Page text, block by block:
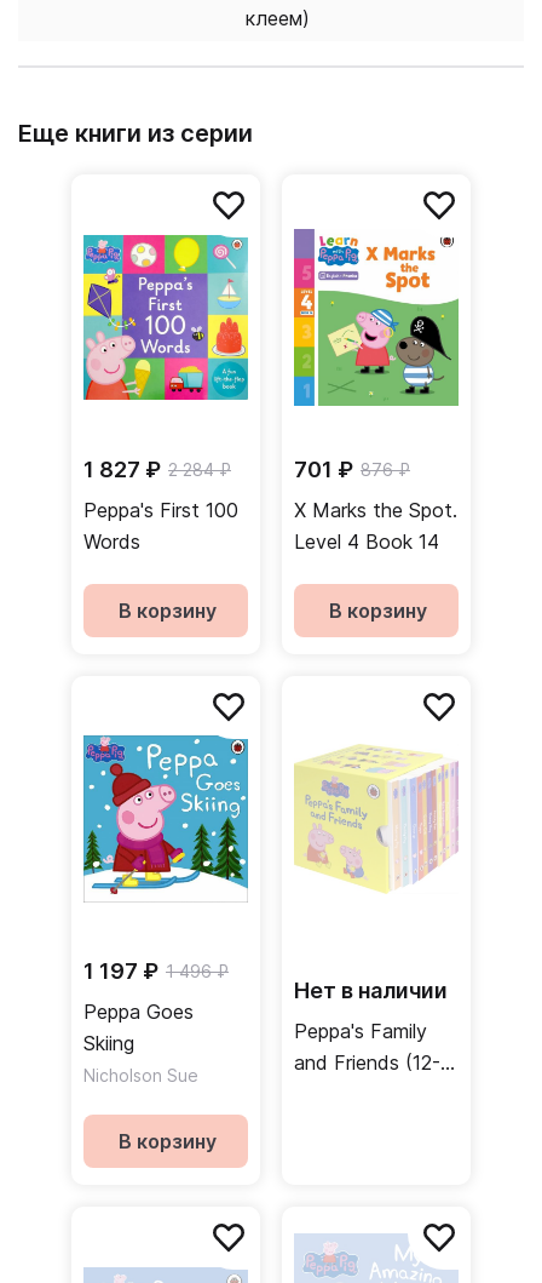
клеем)
Еще книги из серии
1 827 ₽ 2 284 ₽
Peppa's First 100
Words
В корзину
701 ₽ 876 ₽
X Marks the Spot.
Level 4 Book 14
В корзину
1 197 ₽ 1 496 ₽
Peppa Goes
Skiing
Nicholson Sue
В корзину
Нет в наличии
Peppa's Family
and Friends (12-